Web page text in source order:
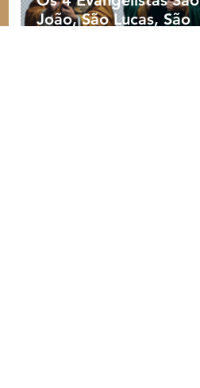
João, São Lucas, São